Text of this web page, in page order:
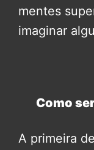
mentes
imaginar
Como
A primeira